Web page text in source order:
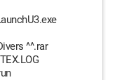
^^.rar